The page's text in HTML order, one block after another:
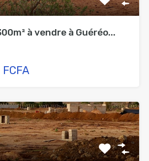
à vendre à Guéréo...